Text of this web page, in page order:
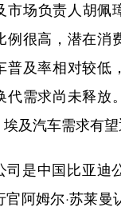
场负责人胡佩
例很高，潜在消
普及率相对较低
代需求尚未释放
及汽车需求有
是中国比亚迪
阿姆尔·苏莱曼